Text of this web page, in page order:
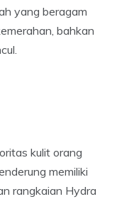
yang beragam
bahkan
kulit orang
memiliki
rangkaian Hydra